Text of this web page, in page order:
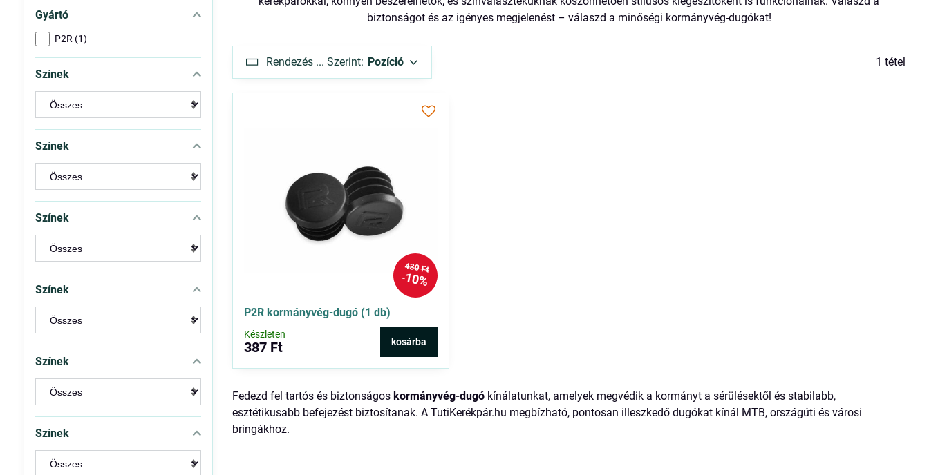
biztonságot és az igényes megjelenést – válaszd a minőségi kormányvég-dugókat!
Rendezés ... Szerint: Pozíció 1 tétel
430 Ft
10%
P2R kormányvég-dugó (1 db)
Készleten
387 Ft kosárba
Fedezd fel tartós és biztonságoskormányvég-dugó kínálatunkat, amelyek megvédik a kormányt a sérülésektől és stabilabb,
esztétikusabb befejezést biztosítanak. A TutiKerékpár.hu megbízható, pontosan illeszkedő dugókat kínál MTB, országúti és városi
bringákhoz.
Gyártó
P2R (1)
Színek
Színek
Színek
Színek
Színek
Színek